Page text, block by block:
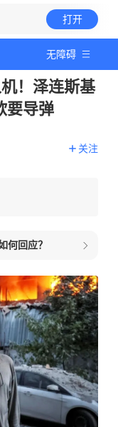
打开
无障碍
！泽连斯基
要导弹
关注
何回应？